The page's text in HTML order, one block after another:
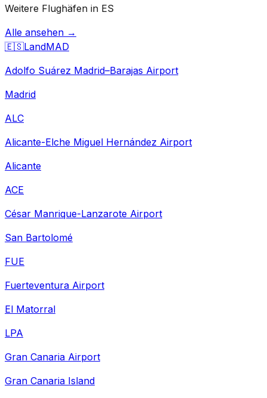
Weitere Flughäfen in ES
Alle ansehen →
🇪🇸LandMAD
Adolfo Suárez Madrid–Barajas Airport
Madrid
ALC
Alicante-Elche Miguel Hernández Airport
Alicante
ACE
César Manrique-Lanzarote Airport
San Bartolomé
FUE
Fuerteventura Airport
El Matorral
LPA
Gran Canaria Airport
Gran Canaria Island